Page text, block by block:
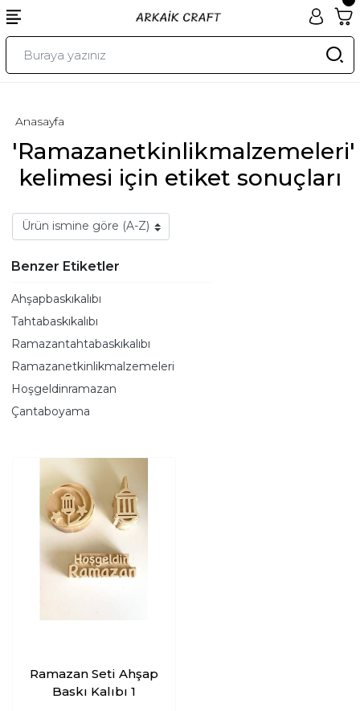
'Ramazanetkinlikmalzemeleri'
kelimesi için etiket sonuçları
Anasayfa
Benzer Etiketler
Ahşapbaskıkalıbı
Tahtabaskıkalıbı
Ramazantahtabaskıkalıbı
Ramazanetkinlikmalzemeleri
Hoşgeldinramazan
Çantaboyama
Ramazan Seti Ahşap
Baskı Kalıbı 1